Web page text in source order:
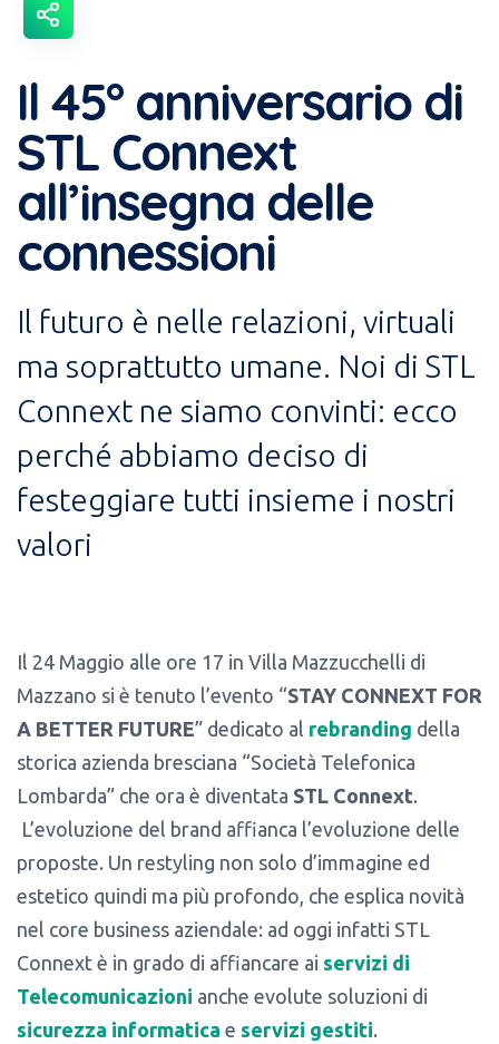
Il 45° anniversario di
STL Connext
all’insegna delle
connessioni
Il futuro è nelle relazioni, virtuali
ma soprattutto umane. Noi di STL
Connext ne siamo convinti: ecco
perché abbiamo deciso di
festeggiare tutti insieme i nostri
valori
Il 24 Maggio alle ore 17 in Villa Mazzucchelli di
Mazzano si è tenuto l’evento “STAY CONNEXT FOR
A BETTER FUTURE” dedicato al rebranding della
storica azienda bresciana “Società Telefonica
Lombarda” che ora è diventata STL Connext.
L’evoluzione del brand affianca l’evoluzione delle
proposte. Un restyling non solo d’immagine ed
estetico quindi ma più profondo, che esplica novità
nel core business aziendale: ad oggi infatti STL
Connext è in grado di affiancare ai servizi di
Telecomunicazioni anche evolute soluzioni di
sicurezza informatica e servizi gestiti.